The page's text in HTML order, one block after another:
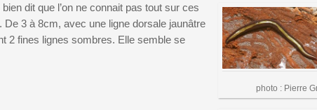
photo : Pierre
dit que l’on ne connait pas tout sur ces
3 à 8cm, avec une ligne dorsale jaunâtre
2 fines lignes sombres. Elle semble se